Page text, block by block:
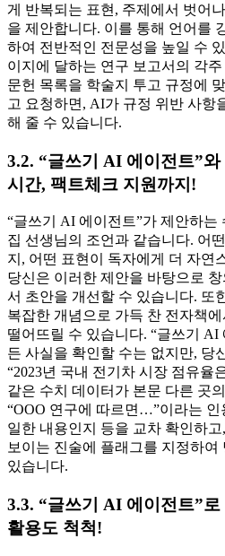
게 반복되는 표현, 주제에서 벗어
을 제안합니다. 이를 통해 언어를
하여 전반적인 전문성을 높일 수
이지에 달하는 연구 보고서의 각
문헌 목록을 학술지 투고 규정에
고 요청하면, AI가 규정 위반 사항
해 줄 수 있습니다.
3.2. “글쓰기 AI 에이전트”
시간, 팩트체크 지원까지!
“글쓰기 AI 에이전트”가 제안하는
집 선생님의 조언과 같습니다. 어
지, 어떤 표현이 독자에게 더 자연
당신은 이러한 제안을 바탕으로
서 초안을 개선할 수 있습니다. 또
복잡한 개념으로 가득 찬 전자책
떨어뜨릴 수 있습니다. “글쓰기 AI
든 사실을 확인할 수는 없지만, 당
“2023년 국내 전기차 시장 점유율
같은 수치 데이터가 본문 다른 곳
“OOO 연구에 따르면…”이라는
일한 내용인지 등을 교차 확인하
보이는 진술에 플래그를 지정하
있습니다.
3.3. “글쓰기 AI 에이전트”
활용도 척척!